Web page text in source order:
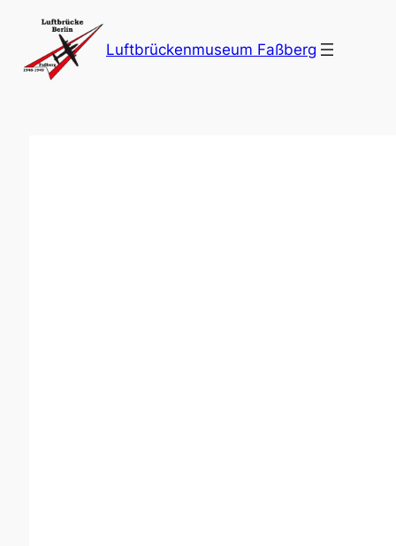
springen
Luftbrückenmuseum Faßberg